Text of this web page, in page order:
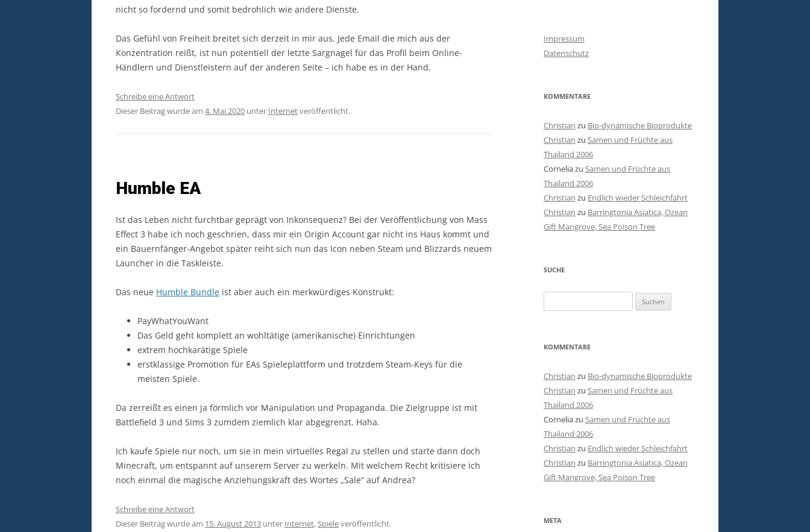
nicht so fordernd und somit bedrohlich wie andere Dienste.
Das Gefühl von Freiheit breitet sich derzeit in mir aus. Jede Email die mich aus der
Konzentration reißt, ist nun potentiell der letzte Sargnagel für das Profil beim Online-
Händlern und Dienstleistern auf der anderen Seite – ich habe es in der Hand.
Schreibe eine Antwort
Dieser Beitrag wurde am 4. Mai 2020 unter Internetveröffentlicht.
Humble EA
Ist das Leben nicht furchtbar geprägt von Inkonsequenz? Bei der Veröffentlichung von Mass
Effect 3 habe ich noch geschrien, dass mir ein Origin Account gar nicht ins Haus kommt und
ein Bauernfänger-Angebot später reiht sich nun das Icon neben Steam und Blizzards neuem
Launcher in die Taskleiste.
Das neue Humble Bundle ist aber auch ein merkwürdiges Konstrukt:
PayWhatYouWant
Das Geld geht komplett an wohltätige (amerikanische) Einrichtungen
extrem hochkarätige Spiele
erstklassige Promotion für EAs Spieleplattform und trotzdem Steam-Keys für die
meisten Spiele.
Da zerreißt es einen ja förmlich vor Manipulation und Propaganda. Die Zielgruppe ist mit
Battlefield 3 und Sims 3 zumdem ziemlich klar abgegrenzt. Haha.
Ich kaufe Spiele nur noch, um sie in mein virtuelles Regal zu stellen und starte dann doch
Minecraft, um entspannt auf unserem Server zu werkeln. Mit welchem Recht kritisiere ich
noch einmal die magische Anziehungskraft des Wortes „Sale“ auf Andrea?
Schreibe eine Antwort
Dieser Beitrag wurde am 15. August 2013 unter Internet,Spieleveröffentlicht.
Impressum
Datenschutz
KOMMENTARE
Christian zu Bio-dynamische Bioprodukte
Christian zu Samen und Früchte aus
Thailand 2006
Corneliazu Samen und Früchte aus
Thailand 2006
Christian zu Endlich wieder Schleichfahrt
Christian zu Barringtonia Asiatica, Ozean
Gift Mangrove, Sea Poison Tree
SUCHE
nach:
KOMMENTARE
Christian zu Bio-dynamische Bioprodukte
Christian zu Samen und Früchte aus
Thailand 2006
Corneliazu Samen und Früchte aus
Thailand 2006
Christian zu Endlich wieder Schleichfahrt
Christian zu Barringtonia Asiatica, Ozean
Gift Mangrove, Sea Poison Tree
META